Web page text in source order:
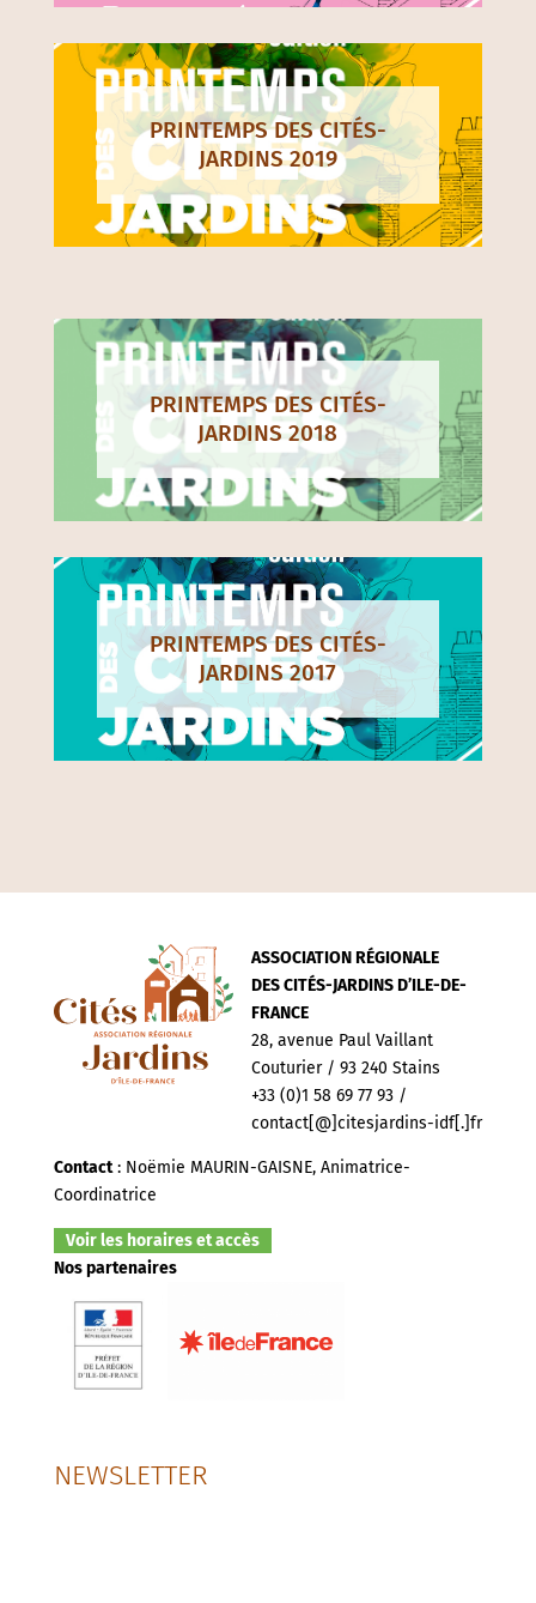
PRINTEMPS DES CITÉS-
JARDINS 2019
PRINTEMPS DES CITÉS-
JARDINS 2018
PRINTEMPS DES CITÉS-
JARDINS 2017
ASSOCIATION RÉGIONALE
DES CITÉS-JARDINS D’ILE-DE-
FRANCE
28, avenue Paul Vaillant
Couturier / 93 240 Stains
+33 (0)1 58 69 77 93 /
contact[@]citesjardins-idf[.]fr
Contact: Noëmie MAURIN-GAISNE, Animatrice-
Coordinatrice
Voir les horaires et accès
Nos partenaires
NEWSLETTER